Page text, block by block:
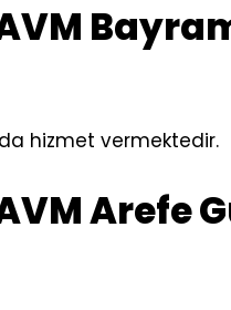
hizmet vermektedir.
Arefe